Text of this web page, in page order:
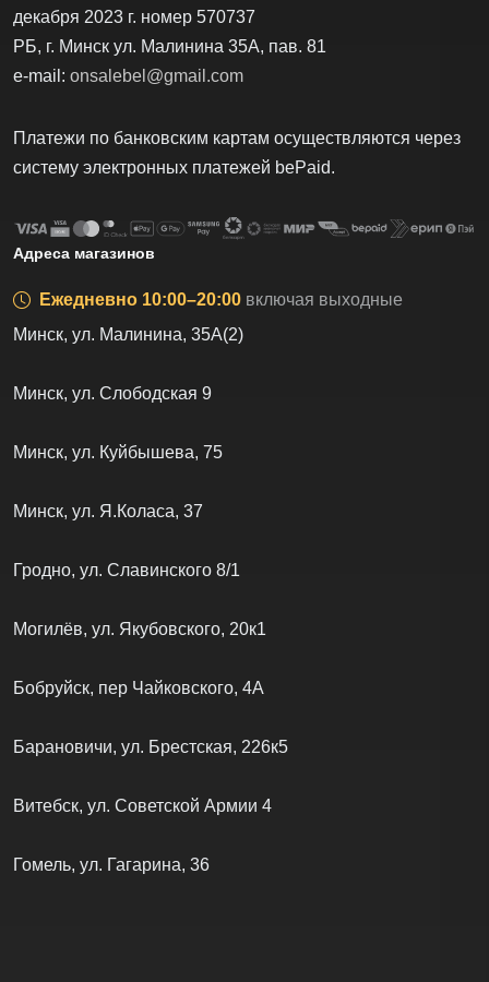
декабря 2023 г. номер 570737
РБ, г. Минск ул. Малинина 35А, пав. 81
e-mail: onsalebel@gmail.com
Платежи по банковским картам осуществляются через
систему электронных платежей bеPаid.
Адреса магазинов
Ежедневно 10:00–20:00 включая выходные
Минск, ул. Малинина, 35А(2)
Минск, ул. Слободская 9
Минск, ул. Куйбышева, 75
Минск, ул. Я.Коласа, 37
Гродно, ул. Славинского 8/1
Могилёв, ул. Якубовского, 20к1
Бобруйск, пер Чайковского, 4А
Барановичи, ул. Брестская, 226к5
Витебск, ул. Советской Армии 4
Гомель, ул. Гагарина, 36